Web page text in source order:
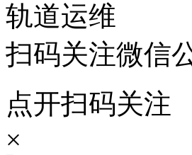
轨道运维
扫码关注微信
点开扫码关注
×